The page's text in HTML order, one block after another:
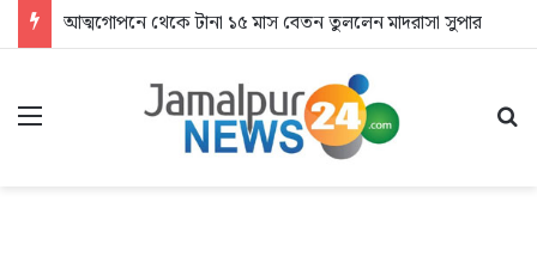
আত্মগোপনে থেকে টানা ১৫ মাস বেতন তুললেন মাদরাসা সুপার
Menu